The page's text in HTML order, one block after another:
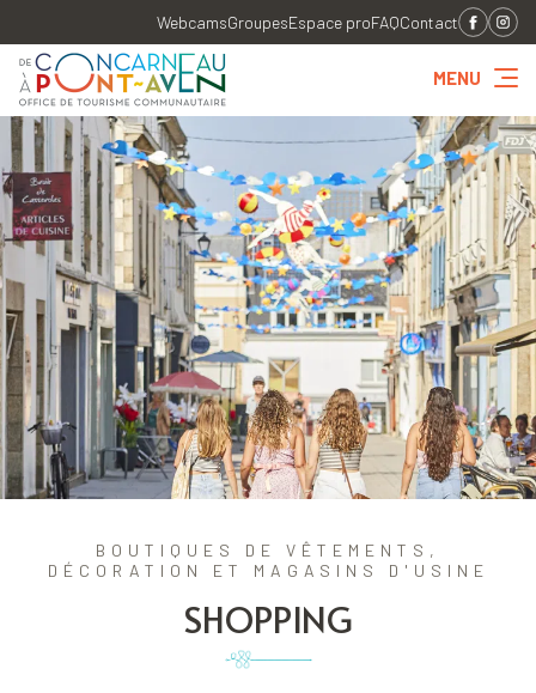
WebcamsGroupesEspace proFAQContact
MENU
BOUTIQUES DE VÊTEMENTS,
DÉCORATION ET MAGASINS D'USINE
SHOPPING